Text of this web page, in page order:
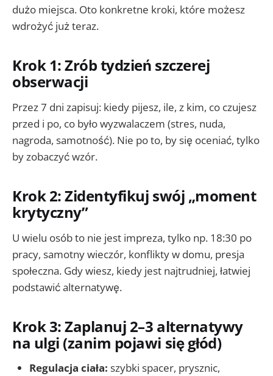
dużo miejsca. Oto konkretne kroki, które możesz
wdrożyć już teraz.
Krok 1: Zrób tydzień szczerej
obserwacji
Przez 7 dni zapisuj: kiedy pijesz, ile, z kim, co czujesz
przed i po, co było wyzwalaczem (stres, nuda,
nagroda, samotność). Nie po to, by się oceniać, tylko
by zobaczyć wzór.
Krok 2: Zidentyfikuj swój „moment
krytyczny”
U wielu osób to nie jest impreza, tylko np. 18:30 po
pracy, samotny wieczór, konflikty w domu, presja
społeczna. Gdy wiesz, kiedy jest najtrudniej, łatwiej
podstawić alternatywę.
Krok 3: Zaplanuj 2–3 alternatywy
na ulgi (zanim pojawi się głód)
Regulacja ciała: szybki spacer, prysznic,